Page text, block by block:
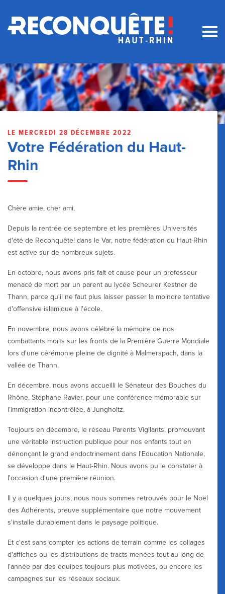
LE MERCREDI 28 DÉCEMBRE 2022
Votre Fédération du Haut-
Rhin
Chère amie, cher ami,
Depuis la rentrée de septembre et les premières Universités
d'été de Reconquête! dans le Var, notre fédération du Haut-Rhin
est active sur de nombreux sujets.
En octobre, nous avons pris fait et cause pour un professeur
menacé de mort par un parent au lycée Scheurer Kestner de
Thann, parce qu'il ne faut plus laisser passer la moindre tentative
d'offensive islamique à l'école.
En novembre, nous avons célébré la mémoire de nos
combattants morts sur les fronts de la Première Guerre Mondiale
lors d'une cérémonie pleine de dignité à Malmerspach, dans la
vallée de Thann.
En décembre, nous avons accueilli le Sénateur des Bouches du
Rhône, Stéphane Ravier, pour une conférence mémorable sur
l'immigration incontrôlée, à Jungholtz.
Toujours en décembre, le réseau Parents Vigilants, promouvant
une véritable instruction publique pour nos enfants tout en
dénonçant le grand endoctrinement dans l'Education Nationale,
se développe dans le Haut-Rhin. Nous avons pu le constater à
l'occasion d'une première réunion.
Il y a quelques jours, nous nous sommes retrouvés pour le Noël
des Adhérents, preuve supplémentaire que notre mouvement
s'installe durablement dans le paysage politique.
Et c'est sans compter les actions de terrain comme les collages
d'affiches ou les distributions de tracts menées tout au long de
l'année par des équipes toujours plus motivées, ou encore les
campagnes sur les réseaux sociaux.